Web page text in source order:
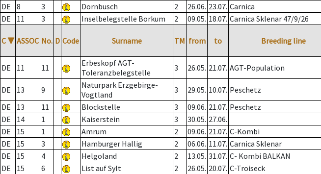
DE
8 3 Dornbusch 2 26.06. 23.07. Carnica
DE
11 3 Inselbelegstelle Borkum 2 09.05. 18.07. Carnica Sklenar 47/9/26
C ▼ ASSOC No. D Code Surname TM from to Breeding line
DE 11 11
Erbeskopf AGT-
Toleranzbelegstelle
3 26.05. 21.07. AGT-Population
DE 13 9
Naturpark Erzgebirge-
Vogtland
3 29.05. 10.07. Peschetz
DE
13 11 Blockstelle 3 09.06. 21.07. Peschetz
DE
14 1 Kaiserstein 3 30.05. 27.06.
DE
15 1 Amrum 2 09.06. 21.07. C-Kombi
DE
15 3 Hamburger Hallig 2 06.06. 11.07. Carnica Sklenar
DE
15 4 Helgoland 2 13.05. 31.07. C- Kombi BALKAN
DE
15 6 List auf Sylt 2 26.05. 20.07. C-Troiseck